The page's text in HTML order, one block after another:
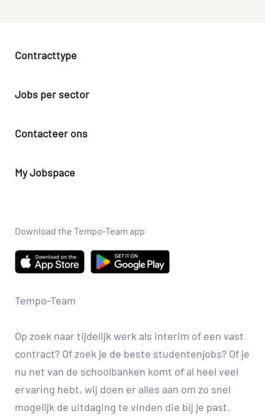
Contracttype
Tijdelijk
Tijdelijk met uitzicht op vast
Jobs per sector
Contacteer ons
Ik heb een vraag
My Jobspace
Download the Tempo-Team app
Tempo-Team
Op zoek naar tijdelijk werk als interim of een vast
contract? Of zoek je de beste studentenjobs? Of je
nu net van de schoolbanken komt of al heel veel
ervaring hebt, wij doen er alles aan om zo snel
mogelijk de uitdaging te vinden die bij je past.